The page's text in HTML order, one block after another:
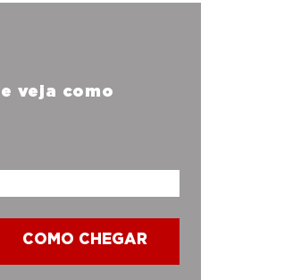
veja como
COMO CHEGAR